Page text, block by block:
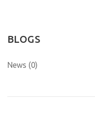
BLOGS
News (0)